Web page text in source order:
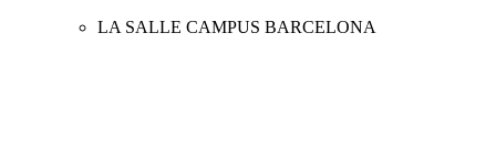
LA SALLE CAMPUS BARCELONA